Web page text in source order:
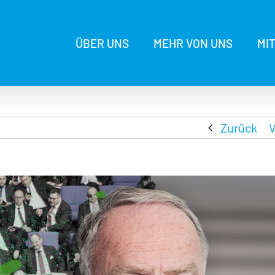
ÜBER UNS MEHR VON UNS
Zurück